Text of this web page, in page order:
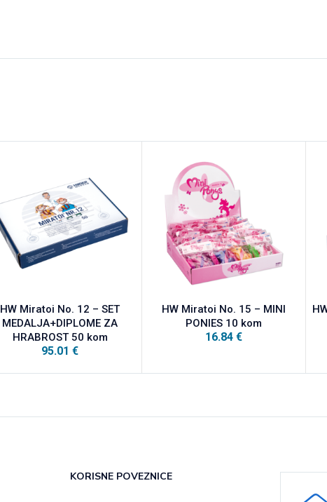
HW Miratoi No. 12 – SET
MEDALJA+DIPLOME ZA
HRABROST 50 kom
95.01 €
HW Miratoi No. 15 – MINI
PONIES 10 kom
16.84 €
KORISNE POVEZNICE